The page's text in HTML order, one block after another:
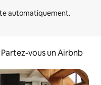
Partez-vous un Airbnb